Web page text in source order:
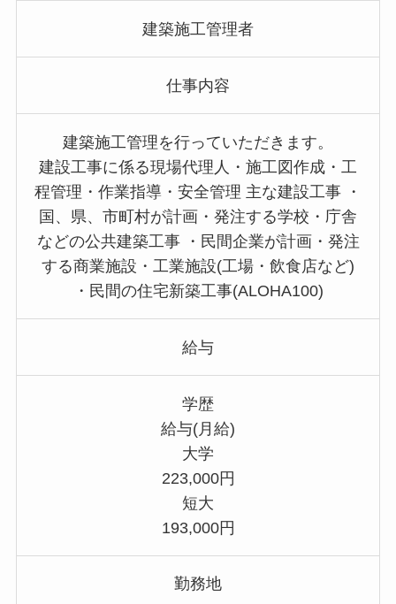
建築施工管理者
仕事内容
建築施工管理を行っていただきます。
建設工事に係る現場代理人・施工図作成・工
程管理・作業指導・安全管理 主な建設工事 ・
国、県、市町村が計画・発注する学校・庁舎
などの公共建築工事 ・民間企業が計画・発注
する商業施設・工業施設(工場・飲食店など)
・民間の住宅新築工事(ALOHA100)
給与
学歴
給与(月給)
大学
223,000円
短大
193,000円
勤務地